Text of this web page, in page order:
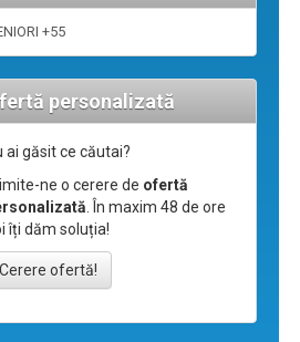
+55
personalizată
ai găsit ce căutai?
ne o cerere de ofertă
. În maxim 48 de ore
îți dăm soluția!
Cerere ofertă!